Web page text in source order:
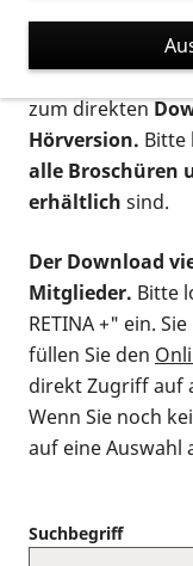
suchen. Die
verschiedenen
postalischen
zum direkten
Hörversion. Bitte
alle Broschüren
erhältlich sind.
Der Download
Mitglieder. Bitte
RETINA +" ein.
füllen Sie den
direkt Zugriff auf
Wenn Sie noch
auf eine Auswahl
Suchbegriff